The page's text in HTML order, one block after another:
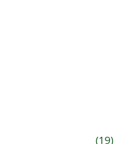
(19)